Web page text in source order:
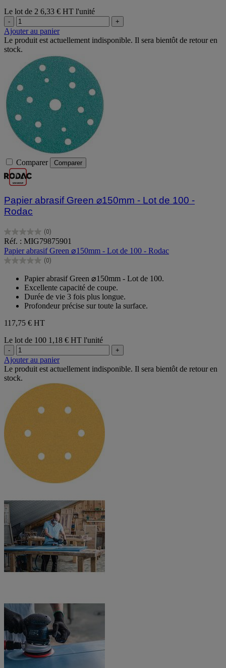
Le lot de 2 6,33 € HT l'unité
- +
Ajouter au panier
Le produit est actuellement indisponible. Il sera bientôt de retour en
stock.
Comparer Comparer
Papier abrasif Green ⌀150mm - Lot de 100 -
Rodac
(0)
0.0
sur
5
étoiles.
Réf. : MIG79875901
Papier abrasif Green ⌀150mm - Lot de 100 - Rodac
(0)
0.0
étoiles.
Papier abrasif Green ⌀150mm - Lot de 100.
Excellente capacité de coupe.
Durée de vie 3 fois plus longue.
Profondeur précise sur toute la surface.
117,75 € HT
Le lot de 100 1,18 € HT l'unité
- +
Ajouter au panier
Le produit est actuellement indisponible. Il sera bientôt de retour en
stock.